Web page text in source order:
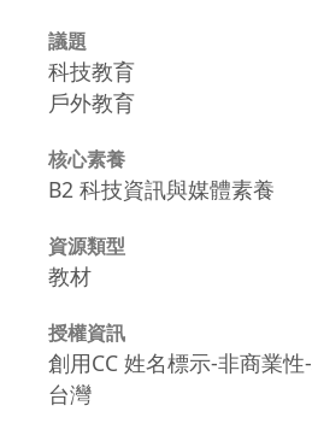
議題
科技教育
戶外教育
核心素養
B2 科技資訊與媒體素養
資源類型
教材
授權資訊
創用CC 姓名標示-非商業
台灣